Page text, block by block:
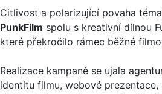
Citlivost a polarizující povaha
PunkFilm spolu s kreativní dílnou
které překročilo rámec běžné
Realizace kampaně se ujala
identitu filmu, webové